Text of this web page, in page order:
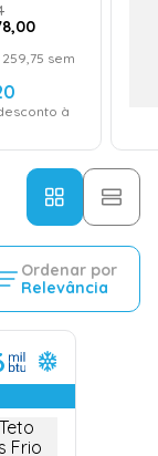
,00
259,75 sem
à
Ordenar por
Relevância